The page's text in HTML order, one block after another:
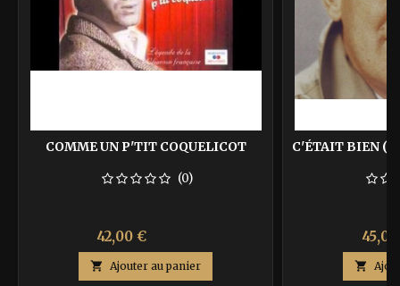
COMME UN P'TIT COQUELICOT
(0)
Prix
42,00 €
base
 Ajouter au panier
C'ÉTAIT BIEN
Prix
